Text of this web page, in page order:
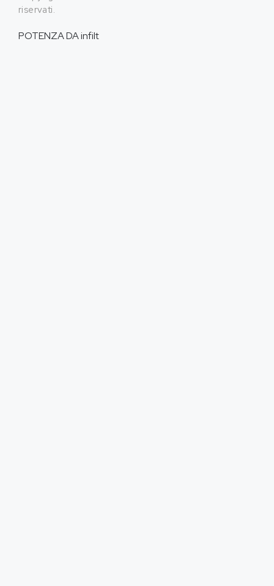
riservati.
POTENZA DAinfilt